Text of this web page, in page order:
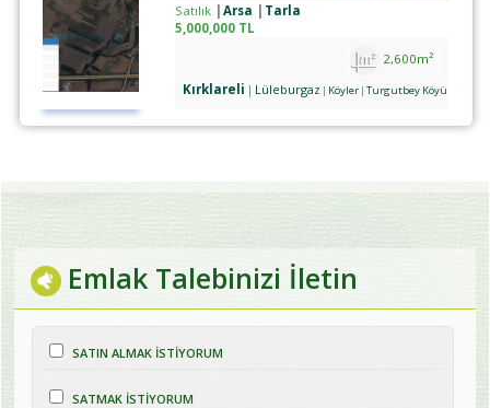
Satılık Arsa
Tarla
5,000,000 TL
2,600m²
Kırklareli
Lüleburgaz Köyler Turgutbey Köyü
Emlak Talebinizi İletin
SATIN ALMAK İSTİYORUM
SATMAK İSTİYORUM